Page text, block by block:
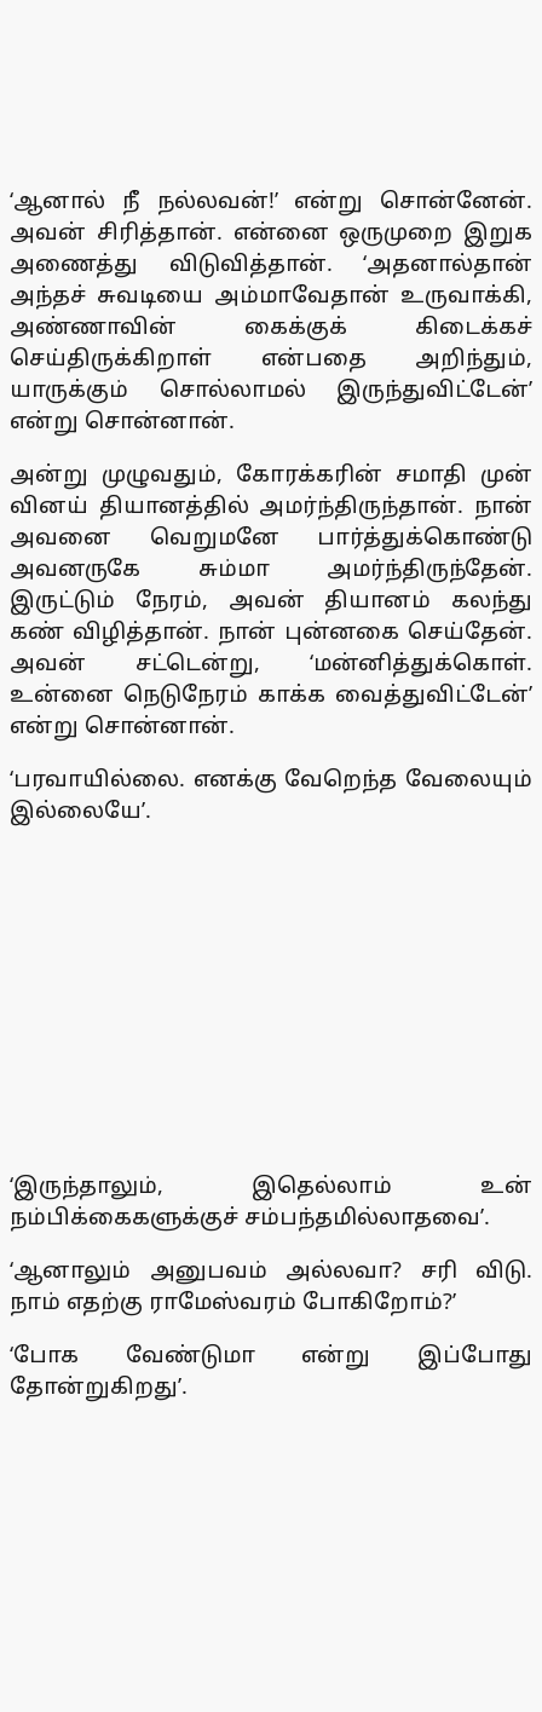
‘ஆனால் நீ நல்லவன்!’ என்று சொன்னேன்.
அவன் சிரித்தான். என்னை ஒருமுறை இறுக
அணைத்து விடுவித்தான். ‘அதனால்தான்
அந்தச் சுவடியை அம்மாவேதான் உருவாக்கி,
அண்ணாவின் கைக்குக் கிடைக்கச்
செய்திருக்கிறாள் என்பதை அறிந்தும்,
யாருக்கும் சொல்லாமல் இருந்துவிட்டேன்’
என்று சொன்னான்.
அன்று முழுவதும், கோரக்கரின் சமாதி முன்
வினய் தியானத்தில் அமர்ந்திருந்தான். நான்
அவனை வெறுமனே பார்த்துக்கொண்டு
அவனருகே சும்மா அமர்ந்திருந்தேன்.
இருட்டும் நேரம், அவன் தியானம் கலந்து
கண் விழித்தான். நான் புன்னகை செய்தேன்.
அவன் சட்டென்று, ‘மன்னித்துக்கொள்.
உன்னை நெடுநேரம் காக்க வைத்துவிட்டேன்’
என்று சொன்னான்.
‘பரவாயில்லை. எனக்கு வேறெந்த வேலையும்
இல்லையே’.
‘இருந்தாலும், இதெல்லாம் உன்
நம்பிக்கைகளுக்குச் சம்பந்தமில்லாதவை’.
‘ஆனாலும் அனுபவம் அல்லவா? சரி விடு.
நாம் எதற்கு ராமேஸ்வரம் போகிறோம்?’
‘போக வேண்டுமா என்று இப்போது
தோன்றுகிறது’.